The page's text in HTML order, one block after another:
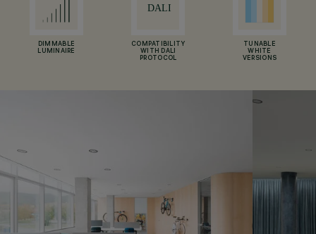
DIMMABLE
LUMINAIRE
COMPATIBILITY
WITH DALI
PROTOCOL
TUNABLE
WHITE
VERSIONS